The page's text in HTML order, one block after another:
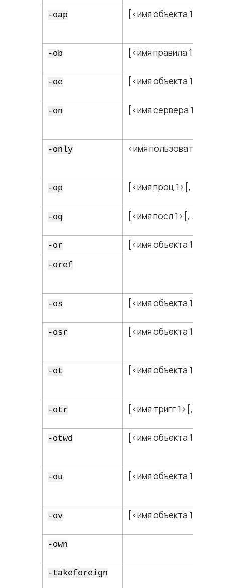
-oap [<​имя объекта 1​>[,…]]
-ob [<​имя правила 1​>[,…]]
-oe [<​имя объекта 1​>[,…]]
-on [<​имя сервера 1​>[,…]]
-only <​имя пользователя 1​>
-op [<​имя проц 1​>[,…]]
-oq [<​имя посл 1​>[,…]]
-or [<​имя объекта 1​>[,…]]
-oref
-os [<​имя объекта 1​>[,…]]
-osr [<​имя объекта 1​>[,…]]
-ot [<​имя объекта 1​>[,…]]
-otr [<​имя тригг 1​>[,…]]
-otwd [<​имя объекта 1​>[,…]]
-ou [<​имя объекта 1​>[,…]]
-ov [<​имя объекта 1​>[,…]]
-own
-takeforeign